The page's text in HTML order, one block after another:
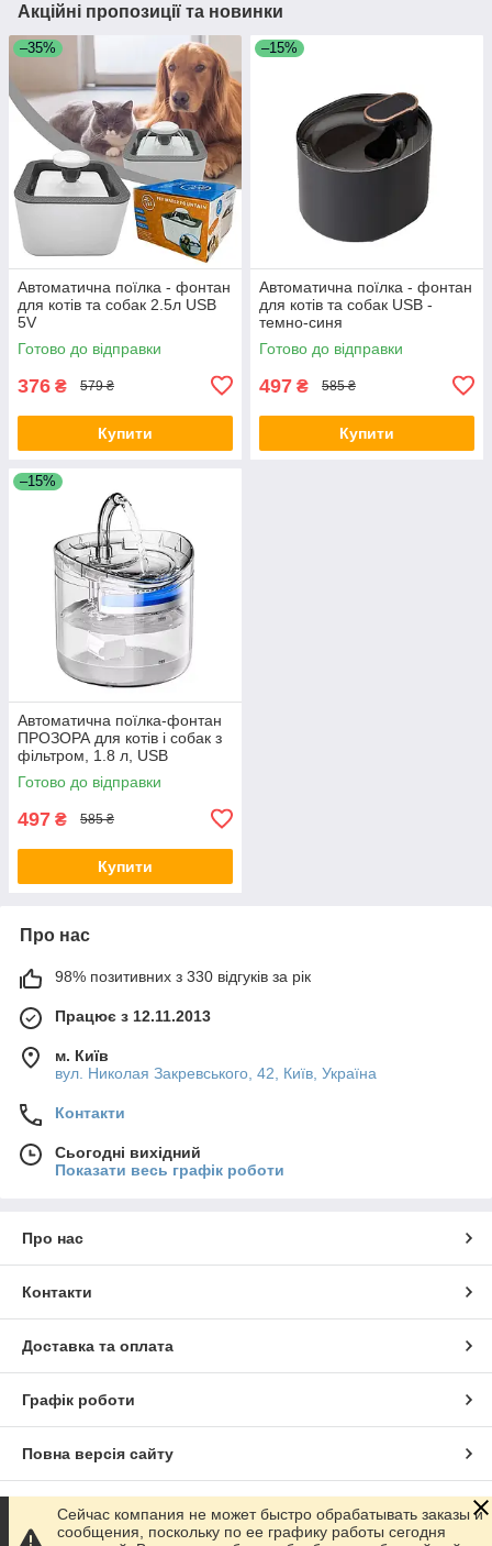
Акційні пропозиції та новинки
–35%
Автоматична поїлка - фонтан
для котів та собак 2.5л USB
5V
Готово до відправки
376 ₴ 579 ₴
Купити
–15%
Автоматична поїлка - фонтан
для котів та собак USB -
темно-синя
Готово до відправки
497 ₴ 585 ₴
Купити
–15%
Автоматична поїлка-фонтан
ПРОЗОРА для котів і собак з
фільтром, 1.8 л, USB
Готово до відправки
497 ₴ 585 ₴
Купити
Про нас
98% позитивних з 330 відгуків за рік
Працює з 12.11.2013
м. Київ
вул. Николая Закревського, 42, Київ, Україна
Контакти
Сьогодні вихідний
Показати весь графік роботи
Про нас
Контакти
Доставка та оплата
Графік роботи
Повна версія сайту
Сайт створено на маркетплейсі Prom.ua
Сейчас компания не может быстро обрабатывать заказы и
сообщения, поскольку по ее графику работы сегодня